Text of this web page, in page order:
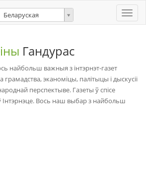
Toggle
Беларуская
Гандурас
найбольш важныя з інтэрнэт-газет
грамадства, эканоміцы, палітыцы і дыскусіі
перспектыве. Газеты ў спісе
Інтэрнэце. Вось наш выбар з найбольш